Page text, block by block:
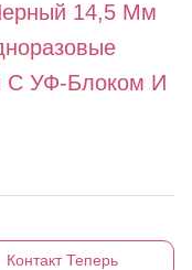
14,5 Мм
С УФ-Блоком И
Контакт Теперь